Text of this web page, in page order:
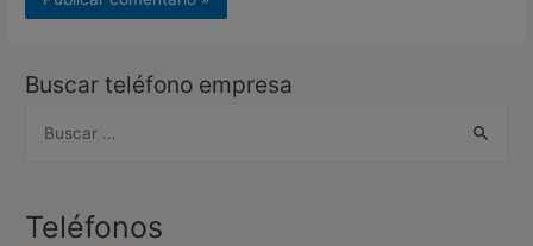
Buscar teléfono empresa
c
Teléfonos